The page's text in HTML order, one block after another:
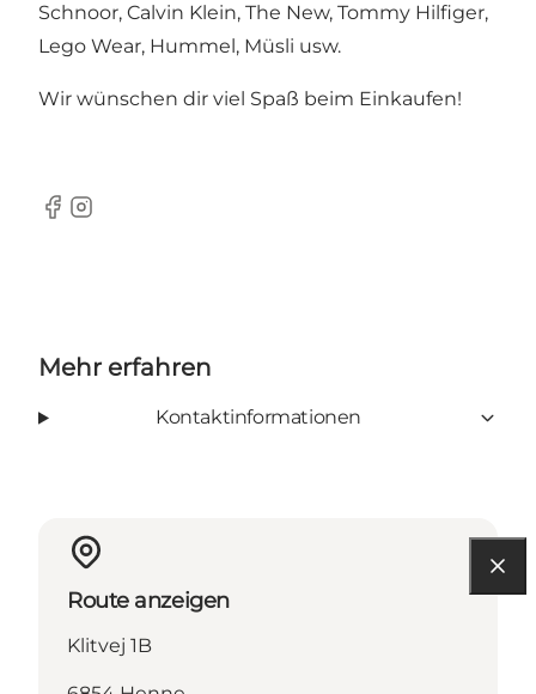
Schnoor, Calvin Klein, The New, Tommy Hilfiger,
Lego Wear, Hummel, Müsli usw.
Wir wünschen dir viel Spaß beim Einkaufen!
Facebook
Instagram
Mehr erfahren
Kontaktinformationen
Route anzeigen
Klitvej 1B